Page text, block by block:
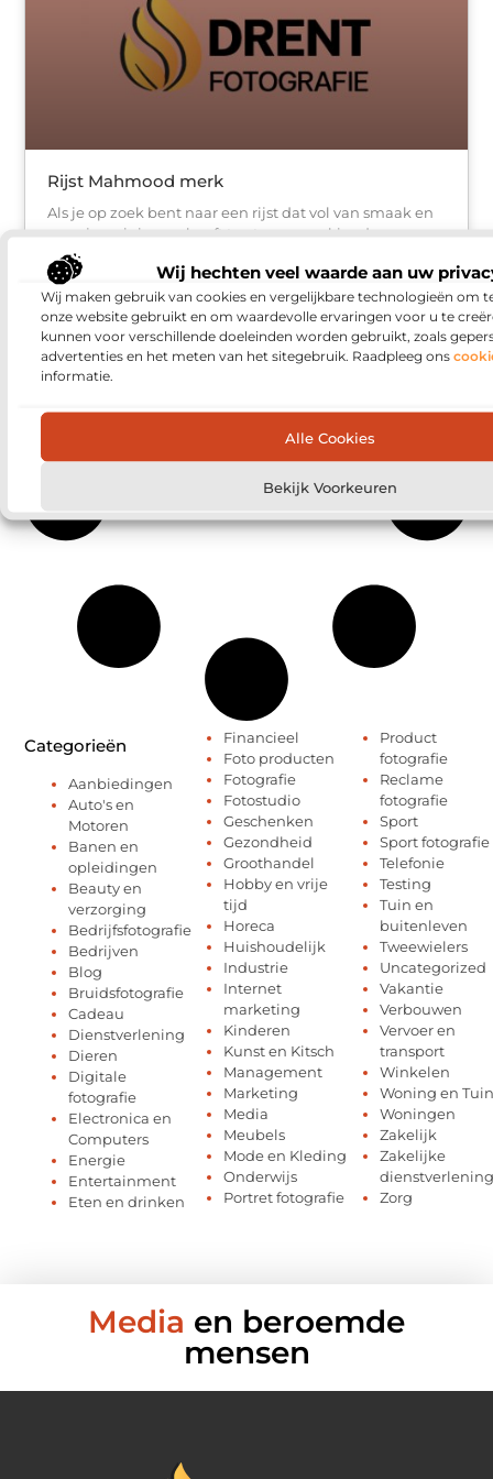
Wij hechten veel waarde aan uw
Wij maken gebruik van cookies en vergelijkbare technologieën om
onze website gebruikt en om waardevolle ervaringen voor u te
kunnen voor verschillende doeleinden worden gebruikt, zoals
advertenties en het meten van het sitegebruik. Raadpleeg ons
informatie.
Alle Cookies
Bekijk Voorkeuren
Rijst Mahmood merk
Als je op zoek bent naar een rijst dat vol van smaak en
waar je weinig aan hoeft toe te voegen kies dan voor
het merk Rijst Mahmood. Veel gerechten
Categorieën
Aanbiedingen
Auto's en
Motoren
Banen en
opleidingen
Beauty en
verzorging
Bedrijfsfotografie
Bedrijven
Blog
Bruidsfotografie
Cadeau
Dienstverlening
Dieren
Digitale
fotografie
Electronica en
Computers
Energie
Entertainment
Eten en drinken
Financieel
Foto producten
Fotografie
Fotostudio
Geschenken
Gezondheid
Groothandel
Hobby en vrije
tijd
Horeca
Huishoudelijk
Industrie
Internet
marketing
Kinderen
Kunst en Kitsch
Management
Marketing
Media
Meubels
Mode en Kleding
Onderwijs
Portret fotografie
Product
fotografie
Reclame
fotografie
Sport
Sport fotografie
Telefonie
Testing
Tuin en
buitenleven
Tweewielers
Uncategorized
Vakantie
Verbouwen
Vervoer en
transport
Winkelen
Woning en Tuin
Woningen
Zakelijk
Zakelijke
dienstverlening
Zorg
Media en beroemde
mensen